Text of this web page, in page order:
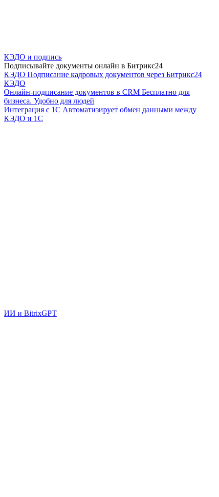
КЭДО и подпись
Подписывайте документы онлайн в Битрикс24
КЭДО Подписание кадровых документов через Битрикс24
КЭДО
Онлайн-подписание документов в CRM Бесплатно для
бизнеса. Удобно для людей
Интеграция с 1С Автоматизирует обмен данными между
КЭДО и 1С
ИИ и BitrixGPT